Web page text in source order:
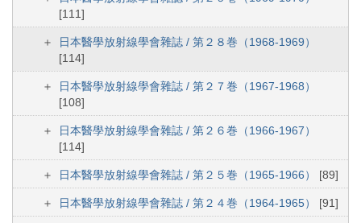
[111]
日本醫學放射線學會雜誌 / 第２８巻（1968-1969）
[114]
日本醫學放射線學會雜誌 / 第２７巻（1967-1968）
[108]
日本醫學放射線學會雜誌 / 第２６巻（1966-1967）
[114]
日本醫學放射線學會雜誌 / 第２５巻（1965-1966） [89]
日本醫學放射線學會雜誌 / 第２４巻（1964-1965） [91]